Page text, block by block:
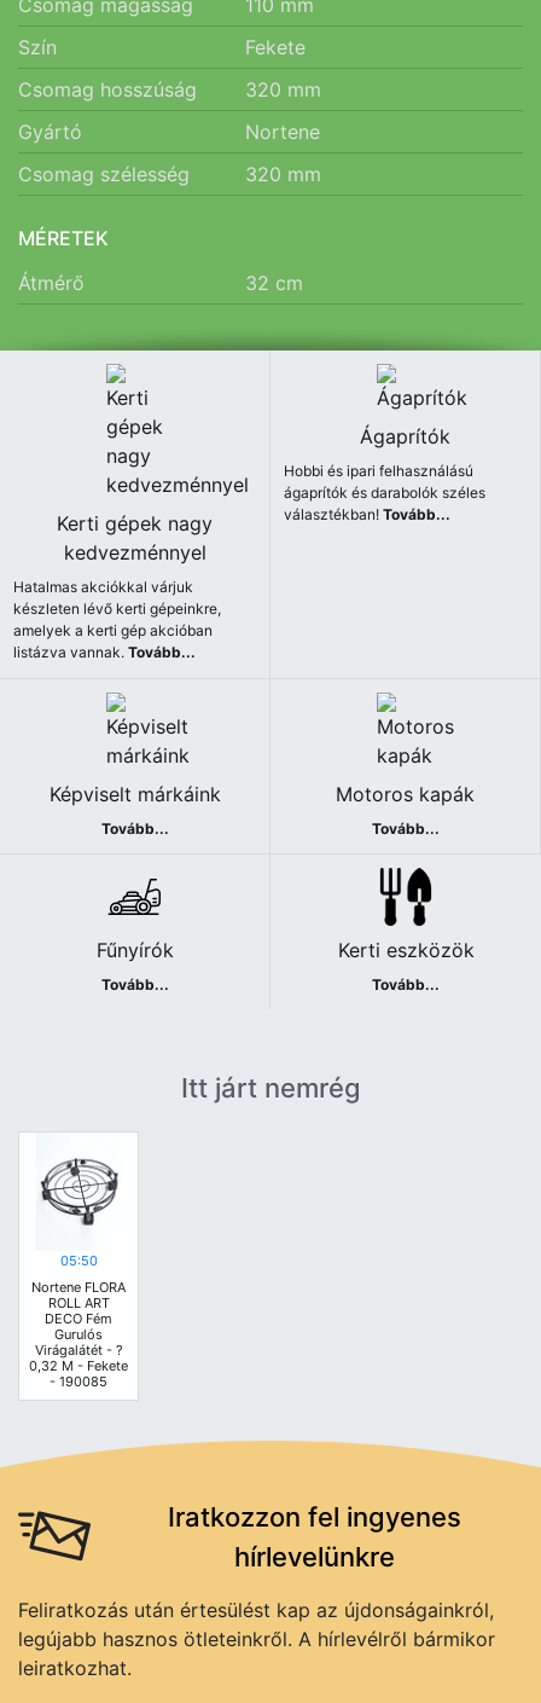
Csomag magasság 110 mm
Szín
Fekete
Csomag hosszúság
320 mm
Gyártó
Nortene
Csomag szélesség
320 mm
MÉRETEK
Átmérő
32 cm
Kerti gépek nagy
kedvezménnyel
Hatalmas akciókkal várjuk
készleten lévő kerti gépeinkre,
amelyek a kerti gép akcióban
listázva vannak.Tovább...
Ágaprítók
Hobbi és ipari felhasználású
ágaprítók és darabolók széles
választékban!Tovább...
Képviselt márkáink
Tovább...
Motoros kapák
Tovább...
Fűnyírók
Tovább...
Kerti eszközök
Tovább...
Itt járt nemrég
05:50
Nortene FLORA
ROLL ART
DECO Fém
Gurulós
Virágalátét - ?
0,32 M - Fekete
- 190085
Iratkozzon fel ingyenes
hírlevelünkre
Feliratkozás után értesülést kap az újdonságainkról,
legújabb hasznos ötleteinkről. A hírlevélről bármikor
leiratkozhat.